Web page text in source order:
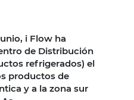
i Flow ha
de Distribución
refrigerados) el
productos de
y a la zona sur